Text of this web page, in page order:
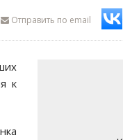
Отправить по email
к